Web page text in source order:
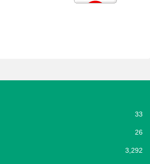
33
26
3,292